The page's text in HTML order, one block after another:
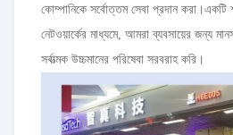
কোম্পানিকে সর্বোত্তম সেবা প্রদান করা।একটি
নেটওয়ার্কের মাধ্যমে, আমরা ব্যবসায়ের জন্য
সর্বাত্মক উচ্চমানের পরিষেবা সরবরাহ করি।